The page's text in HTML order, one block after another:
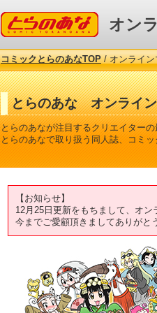
コミックとらのあな オン
コミックとらのあなTOP/ オンライン
とらのあな オンライ
とらのあなが注目するクリエイター
とらのあなで取り扱う同人誌、コミ
【お知らせ】
12月25日更新をもちまして、オン
今までご愛顧頂きましてありがと